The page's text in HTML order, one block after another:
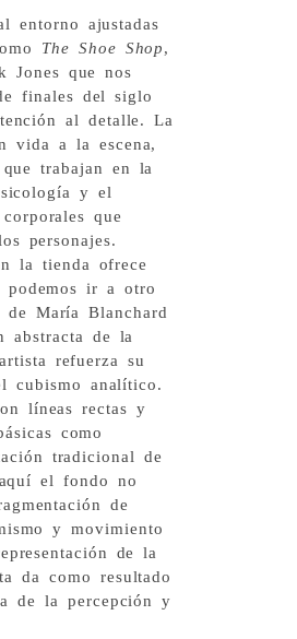
entorno ajustadas
The Shoe Shop,
Jones que nos
finales del siglo
al detalle. La
vida a la escena,
trabajan en la
y el
que
personajes.
la tienda ofrece
podemos ir a otro
de María Blanchard
abstracta de la
refuerza su
cubismo analítico.
líneas rectas y
como
tradicional de
el fondo no
de
y movimiento
de la
da como resultado
de la percepción y